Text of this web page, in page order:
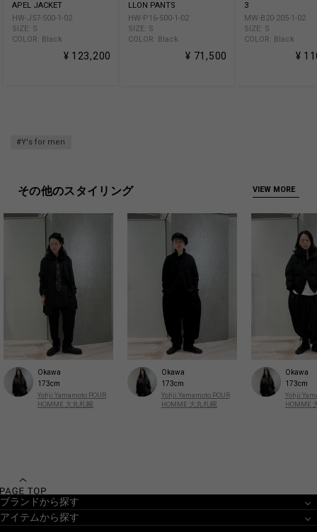
APEL JACKET
HW-J57-500-1-02
SIZE: S
COLOR: Black
¥ 123,200
LLON PANTS
HW-P16-500-1-02
SIZE: S
COLOR: Black
¥ 71,500
3
MW-B20-205-1-02
SIZE: S
COLOR: Black
¥
#Y's for men
その他のスタイリング VIEW MORE
Okawa
173cm
Yohji Yamamoto POUR
HOMME 大丸札幌
Okawa
173cm
Yohji Yamamoto POUR
HOMME 大丸札幌
Okawa
173cm
Yohji
HOMME
ブランドから探す
アイテムから探す